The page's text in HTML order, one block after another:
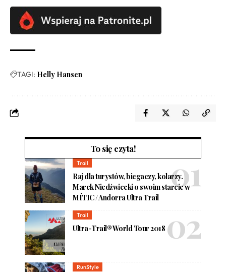
TAGI: Helly Hansen
To się czyta!
Trail
Raj dla turystów, biegaczy, kolarzy.
Marek Niedźwiecki o swoim starcie w
MÍTIC / Andorra Ultra Trail
Trail
Ultra-Trail® World Tour 2018
RunStyle